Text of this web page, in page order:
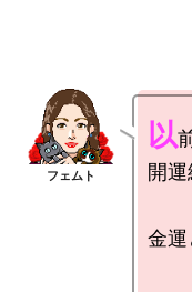
以
開運
金運